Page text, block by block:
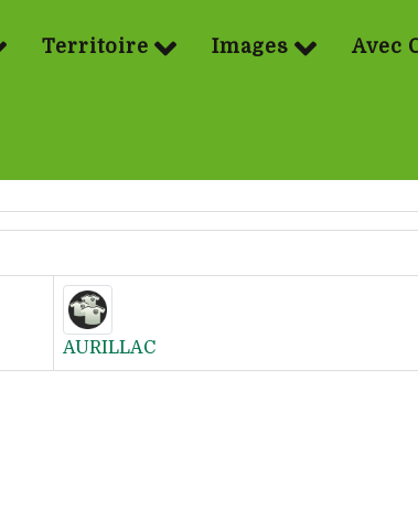
Territoire Images Avec
AURILLAC